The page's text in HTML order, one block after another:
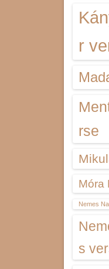
r
rse
Móra
Nemes
s